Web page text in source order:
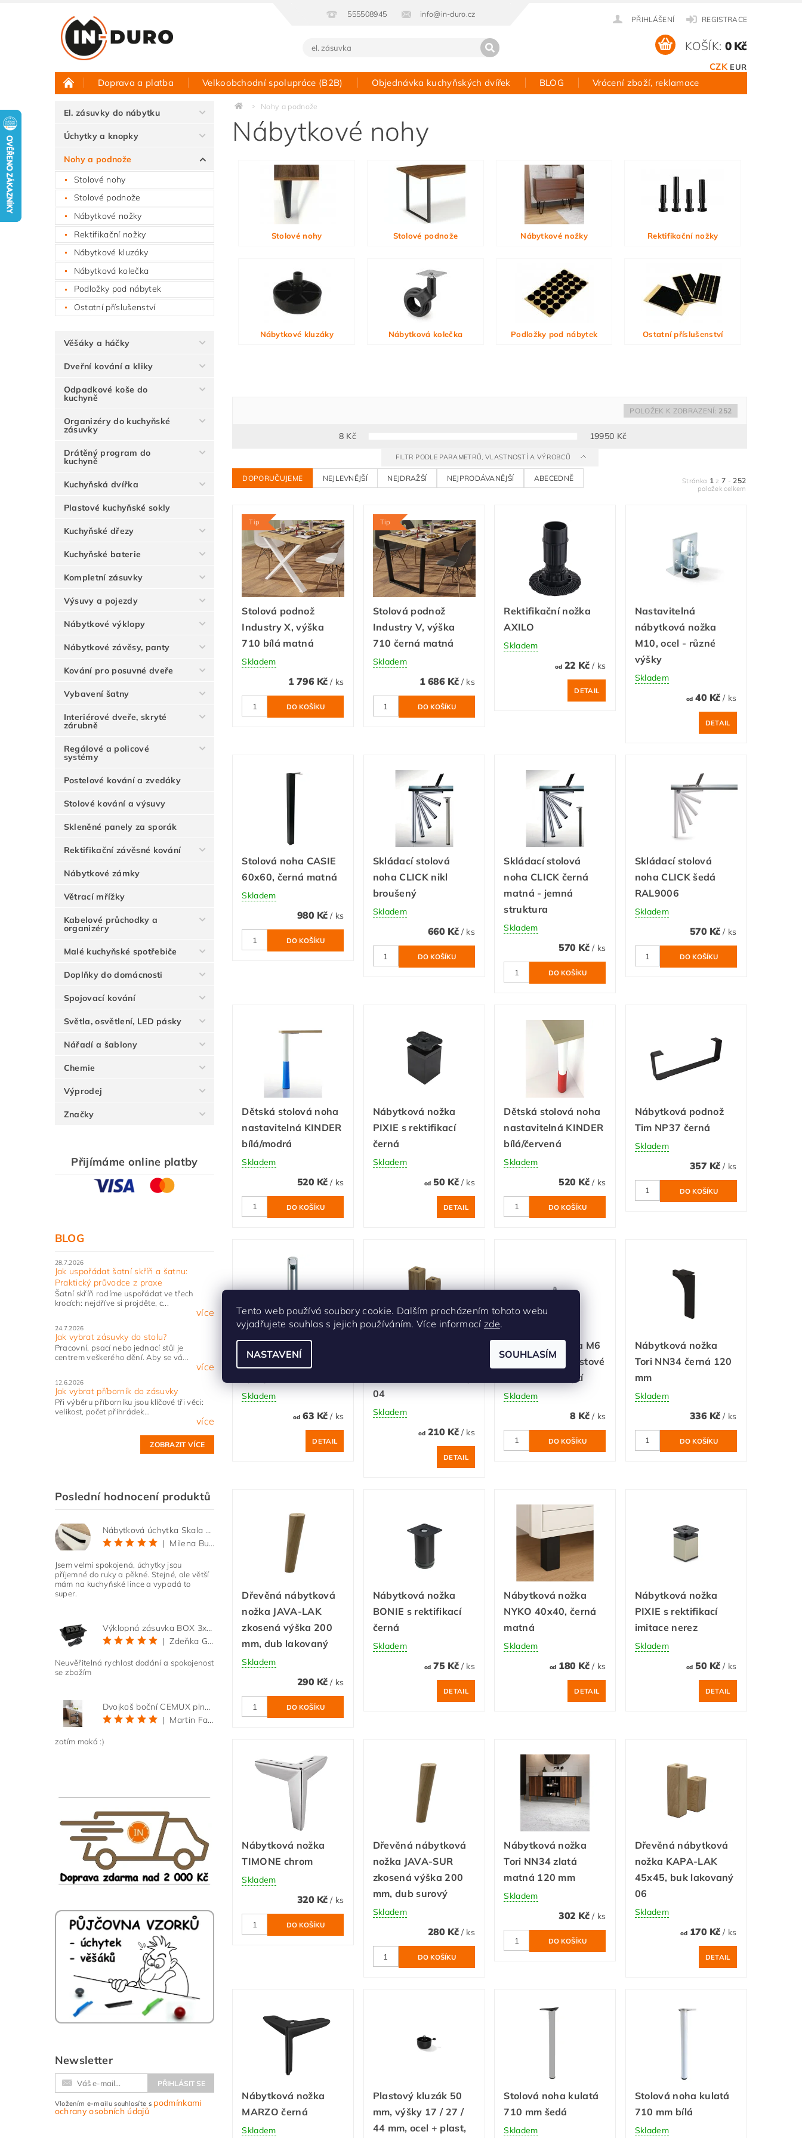
555508945 info@in-duro.cz
PŘIHLÁŠENÍ REGISTRACE
CZK EUR
KOŠÍK: 0 Kč
Doprava a platba Velkoobchodní spolupráce (B2B) Objednávka kuchyňských dvířek BLOG Vrácení zboží, reklamace
Půjčovna vzorků Hodnocení obchodu Kontakt
El. zásuvky do nábytku
Úchytky a knopky
Nohy a podnože
Stolové nohy
Stolové podnože
Nábytkové nožky
Rektifikační nožky
Nábytkové kluzáky
Nábytková kolečka
Podložky pod nábytek
Ostatní příslušenství
Věšáky a háčky
Dveřní kování a kliky
Odpadkové koše do
kuchyně
Organizéry do kuchyňské
zásuvky
Drátěný program do
kuchyně
Kuchyňská dvířka
Plastové kuchyňské sokly
Kuchyňské dřezy
Kuchyňské baterie
Kompletní zásuvky
Výsuvy a pojezdy
Nábytkové výklopy
Nábytkové závěsy, panty
Kování pro posuvné dveře
Vybavení šatny
Interiérové dveře, skryté
zárubně
Regálové a policové
systémy
Postelové kování a zvedáky
Stolové kování a výsuvy
Skleněné panely za sporák
Rektifikační závěsné kování
Nábytkové zámky
Větrací mřížky
Kabelové průchodky a
organizéry
Malé kuchyňské spotřebiče
Doplňky do domácnosti
Spojovací kování
Světla, osvětlení, LED pásky
Nářadí a šablony
Chemie
Výprodej
Značky
Přijímáme online platby
BLOG
28.7.2026
Jak uspořádat šatní skříň a šatnu:
Praktický průvodce z praxe
Šatní skříň radíme uspořádat ve třech
krocích: nejdříve si projděte, c...
více
24.7.2026
Jak vybrat zásuvky do stolu?
Pracovní, psací nebo jednací stůl je
centrem veškerého dění. Aby se vá...
více
12.6.2026
Jak vybrat příborník do zásuvky
Při výběru příborníku jsou klíčové tři věci:
velikost, počet přihrádek...
více
ZOBRAZIT VÍCE
Poslední hodnocení produktů
Nábytková úchytka Skala černá matná
|
Milena Bučková
Jsem velmi spokojená, úchytky jsou
příjemné do ruky a pěkné. Stejné, ale větší
mám na kuchyňské lince a vypadá to
super.
Výklopná zásuvka BOX 3x 230V s 3m kabelem - černá
|
Zdeňka Gold
Neuvěřitelná rychlost dodání a spokojenost
se zbožím
Dvojkoš boční CEMUX plné dno 3D, s tlumením antracit 200 mm
|
Martin Faltus
zatím maká :)
Newsletter
Vložením e-mailu souhlasíte s podmínkami
ochrany osobních údajů
Nohy a podnože
Nábytkové nohy
Stolové nohy Stolové podnože Nábytkové nožky Rektifikační nožky
Nábytkové kluzáky Nábytková kolečka Podložky pod nábytek Ostatní příslušenství
8 Kč 19950 Kč
POLOŽEK K ZOBRAZENÍ: 252
FILTR PODLE PARAMETRŮ, VLASTNOSTÍ A VÝROBCŮ
DOPORUČUJEME NEJLEVNĚJŠÍ NEJDRAŽŠÍ NEJPRODÁVANĚJŠÍ ABECEDNĚ Stránka 1z 7 -252
položek celkem
Tip
Stolová podnož
Industry X, výška
710 bílá matná
Skladem
1 796 Kč/ ks
Tip
Stolová podnož
Industry V, výška
710 černá matná
Skladem
1 686 Kč / ks
Rektifikační nožka
AXILO
Skladem
od22 Kč / ks
DETAIL
Nastavitelná
nábytková nožka
M10, ocel - různé
výšky
Skladem
od40 Kč/ ks
DETAIL
Stolová noha CASIE
60x60, černá matná
Skladem
980 Kč/ ks
Skládací stolová
noha CLICK nikl
broušený
Skladem
660 Kč / ks
Skládací stolová
noha CLICK černá
matná - jemná
struktura
Skladem
570 Kč / ks
Skládací stolová
noha CLICK šedá
RAL9006
Skladem
570 Kč/ ks
Dětská stolová noha
nastavitelná KINDER
bílá/modrá
Skladem
520 Kč/ ks
Nábytková nožka
PIXIE s rektifikací
černá
Skladem
od50 Kč / ks
DETAIL
Dětská stolová noha
nastavitelná KINDER
bílá/červená
Skladem
520 Kč / ks
Nábytková podnož
Tim NP37 černá
Skladem
357 Kč/ ks
Nožka stavěcí
CAMAR Edge - různé
Skladem
od63 Kč/ ks
DETAIL
04
Skladem
od210 Kč / ks
DETAIL
Stavitelná nožka M6
s maticí, bílé plastové
šestihranné krytí
Skladem
8 Kč / ks
Nábytková nožka
Tori NN34 černá 120
mm
Skladem
336 Kč/ ks
Dřevěná nábytková
nožka JAVA-LAK
zkosená výška 200
mm, dub lakovaný
Skladem
290 Kč/ ks
Nábytková nožka
BONIE s rektifikací
černá
Skladem
od75 Kč / ks
DETAIL
Nábytková nožka
NYKO 40x40, černá
matná
Skladem
od180 Kč / ks
DETAIL
Nábytková nožka
PIXIE s rektifikací
imitace nerez
Skladem
od50 Kč/ ks
DETAIL
Nábytková nožka
TIMONE chrom
Skladem
320 Kč/ ks
Dřevěná nábytková
nožka JAVA-SUR
zkosená výška 200
mm, dub surový
Skladem
280 Kč / ks
Nábytková nožka
Tori NN34 zlatá
matná 120 mm
Skladem
302 Kč / ks
Dřevěná nábytková
nožka KAPA-LAK
45x45, buk lakovaný
06
Skladem
od170 Kč/ ks
DETAIL
Nábytková nožka
MARZO černá
Skladem
Plastový kluzák 50
mm, výšky 17 / 27 /
44 mm, ocel + plast,
Stolová noha kulatá
710 mm šedá
Skladem
Stolová noha kulatá
710 mm bílá
Skladem
Tento web používá soubory cookie. Dalším procházením tohoto webu
vyjadřujete souhlas s jejich používáním. Více informací zde.
NASTAVENÍ SOUHLASÍM